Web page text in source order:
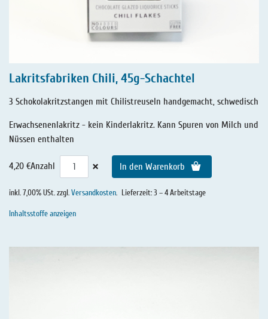
Lakritsfabriken Chili, 45g-Schachtel
3 Schokolakritzstangen mit Chilistreuseln handgemacht, schwedisch
Erwachsenenlakritz - kein Kinderlakritz. Kann Spuren von Milch und
Nüssen enthalten
4,20 €Anzahl × In den Warenkorb
inkl. 7,00% USt. zzgl.Versandkosten. Lieferzeit: 3 – 4 Arbeitstage
Inhaltsstoffe anzeigen